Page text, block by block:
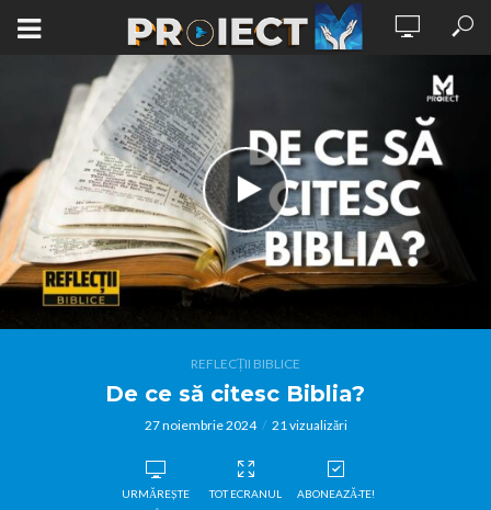
REFLECȚII BIBLICE
De ce să citesc Biblia?
27 noiembrie 2024 21 vizualizări
URMĂREȘTE
TOT ECRANUL ABONEAZĂ-TE!